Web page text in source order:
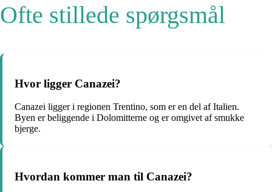
Ofte stillede spørgsmål
Hvor ligger Canazei?
Canazei ligger i regionen Trentino, som er en del af Italien.
Byen er beliggende i Dolomitterne og er omgivet af smukke
bjerge.
Hvordan kommer man til Canazei?